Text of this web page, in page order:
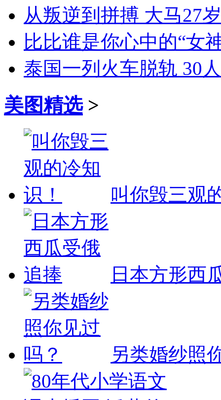
从叛逆到拼搏 大马27
比比谁是你心中的“女
泰国一列火车脱轨 30
美图精选>
叫你毁三观
日本方形西
另类婚纱照